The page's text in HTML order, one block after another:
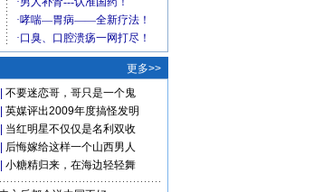
更多>>
不要迷恋哥，哥只是一个鬼
英媒评出2009年度搞怪发明
当红明星不仅仅是名利双收
后悔嫁给这样一个山西男人
小糖精归来，在海边轻轻舞